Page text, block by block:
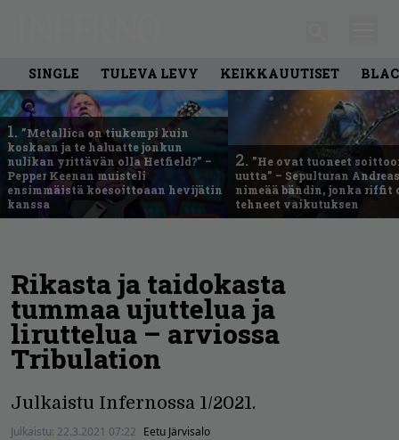
SINGLE TULEVA LEVY KEIKKAUUTISET
1. ”Metallica on tiukempi kuin
koskaan ja te haluatte jonkun
nulikan yrittävän olla Hetfield?” –
Pepper Keenan muisteli
ensimmäistä koesoittoaan hevijätin
kanssa
2. ”He ovat tuoneet
uutta” – Sepulturan
nimeää bändin, jonka riffit
tehneet vaikutuksen
Rikasta ja taidokasta
tummaa ujuttelua ja
liruttelua – arviossa
Tribulation
Julkaistu Infernossa 1/2021.
Julkaistu: 22.3.2021 07:22 Eetu Järvisalo